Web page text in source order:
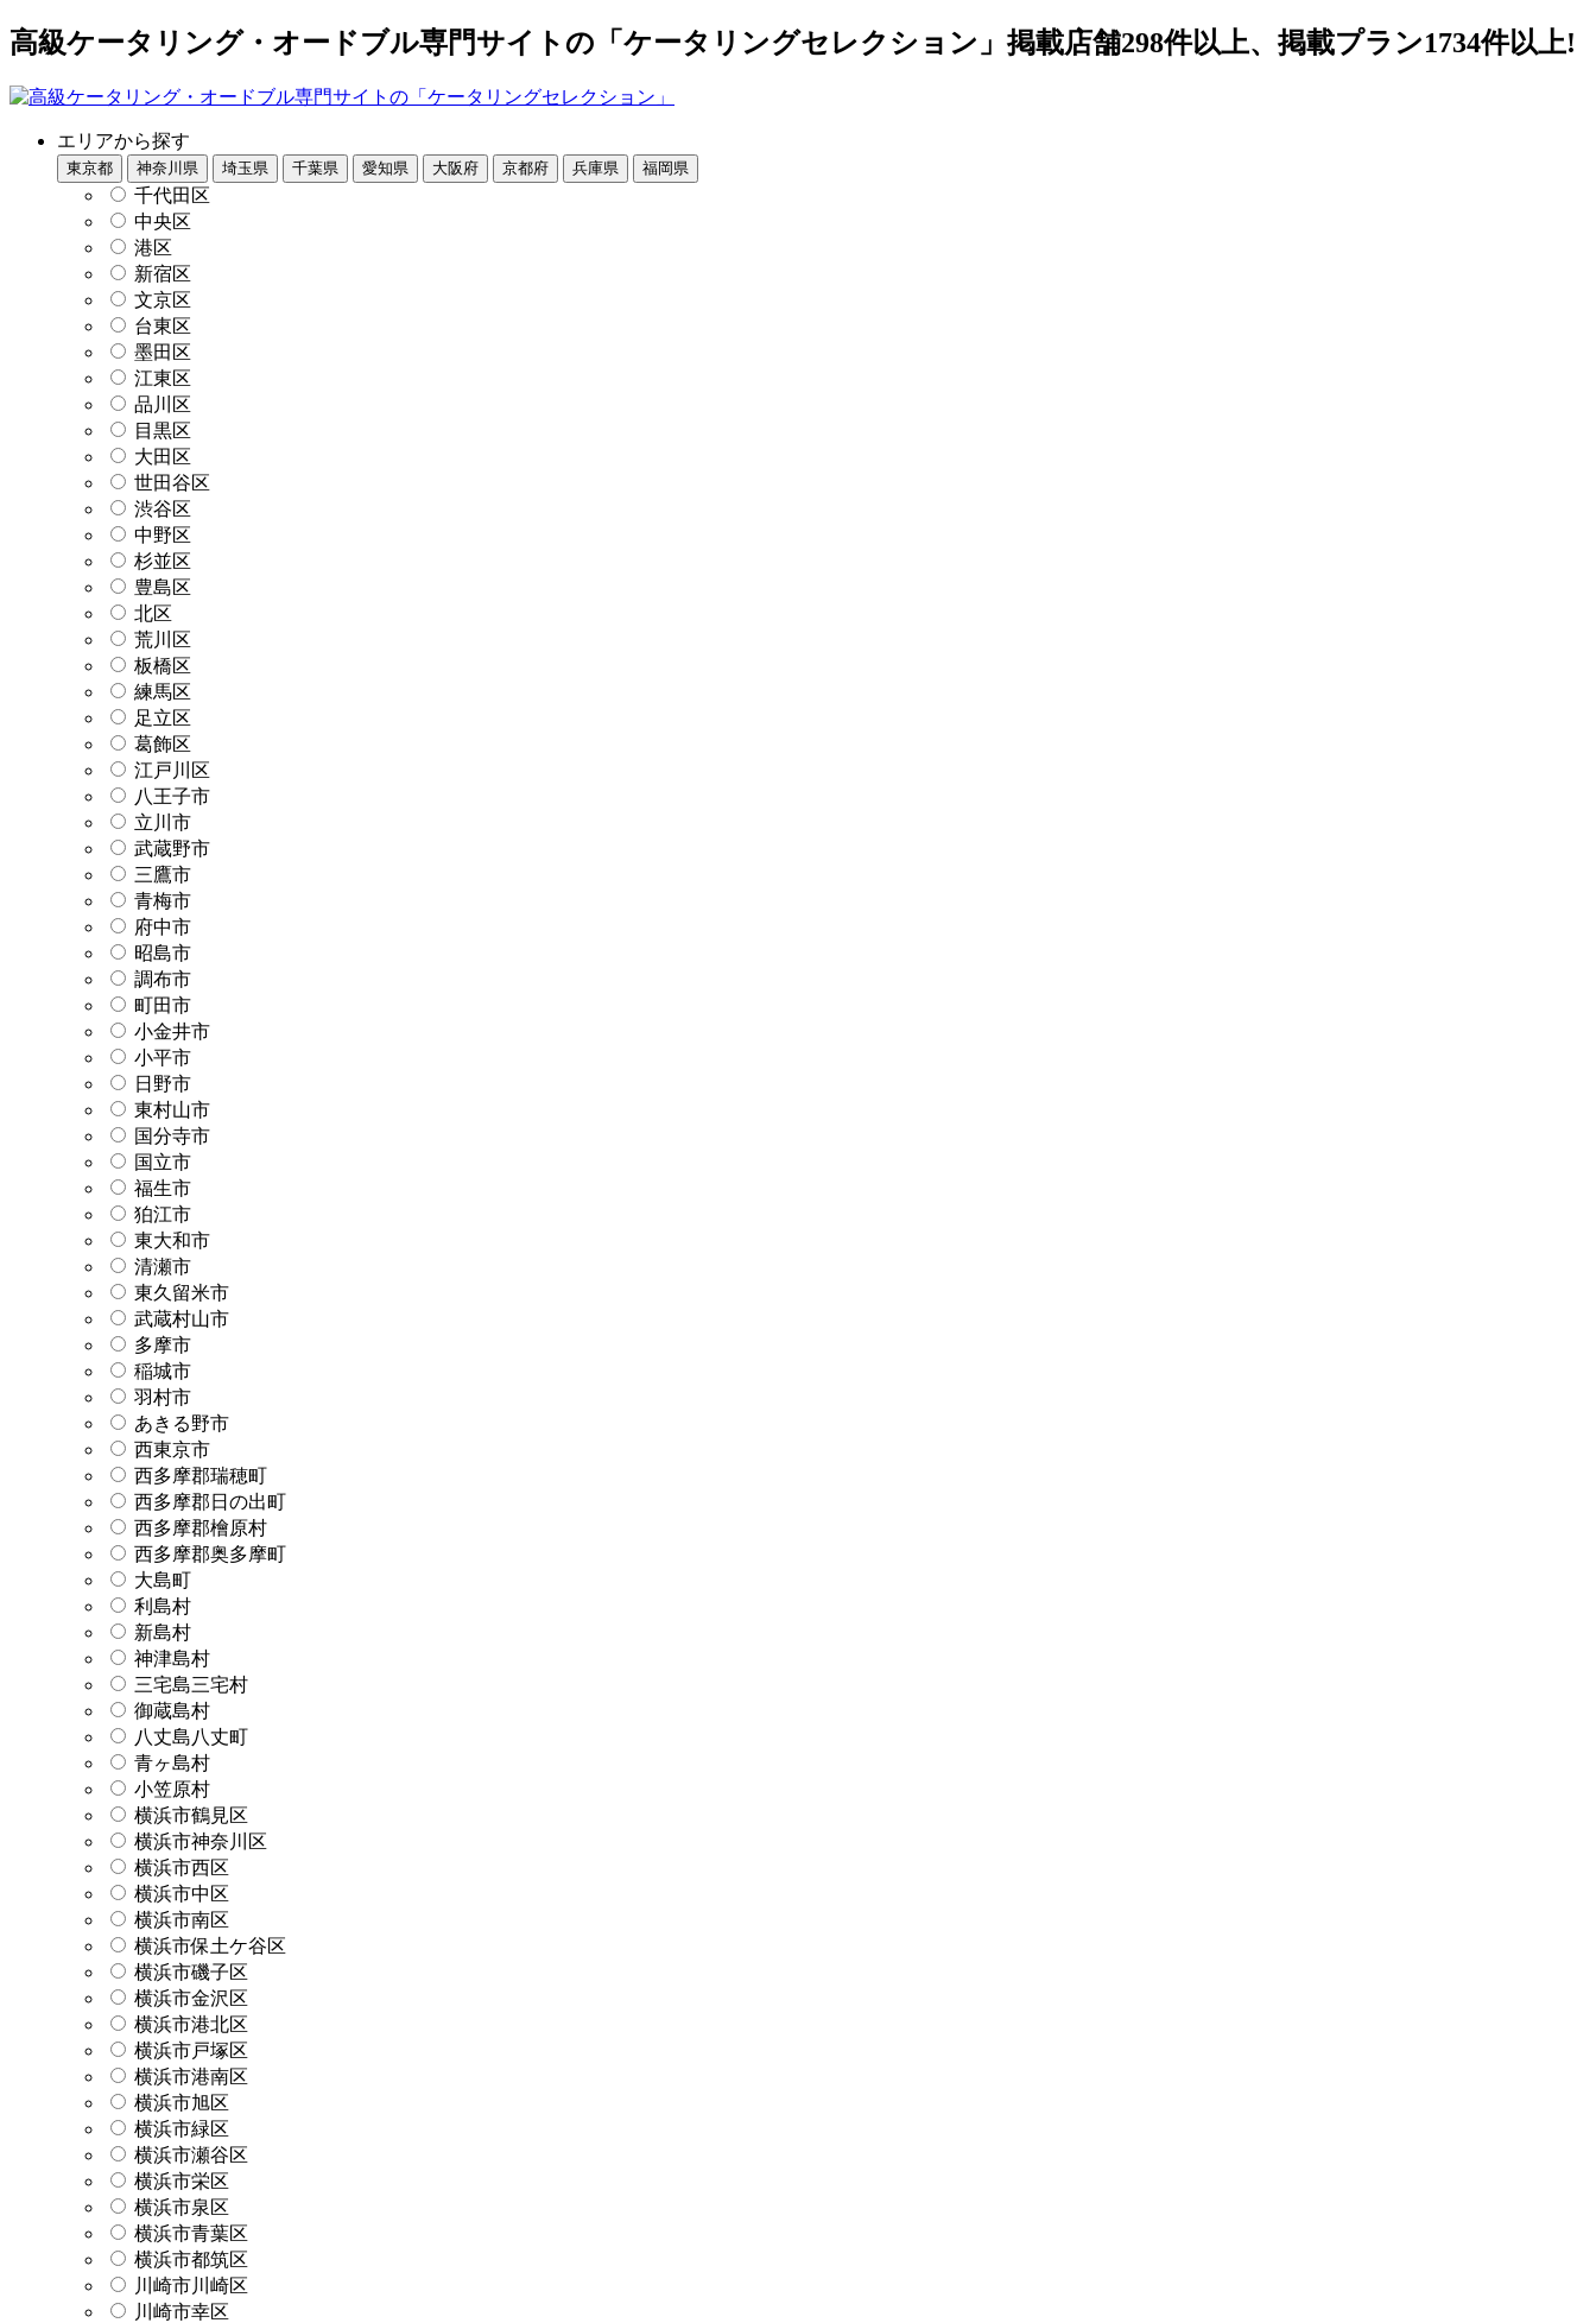
高級ケータリング・オードブル専門サイトの「ケータリングセレクション」掲載店舗298件以上、掲載プラン1734件以上!
エリアから探す
東京都 神奈川県 埼玉県 千葉県 愛知県 大阪府 京都府 兵庫県 福岡県
千代田区
中央区
港区
新宿区
文京区
台東区
墨田区
江東区
品川区
目黒区
大田区
世田谷区
渋谷区
中野区
杉並区
豊島区
北区
荒川区
板橋区
練馬区
足立区
葛飾区
江戸川区
八王子市
立川市
武蔵野市
三鷹市
青梅市
府中市
昭島市
調布市
町田市
小金井市
小平市
日野市
東村山市
国分寺市
国立市
福生市
狛江市
東大和市
清瀬市
東久留米市
武蔵村山市
多摩市
稲城市
羽村市
あきる野市
西東京市
西多摩郡瑞穂町
西多摩郡日の出町
西多摩郡檜原村
西多摩郡奥多摩町
大島町
利島村
新島村
神津島村
三宅島三宅村
御蔵島村
八丈島八丈町
青ヶ島村
小笠原村
横浜市鶴見区
横浜市神奈川区
横浜市西区
横浜市中区
横浜市南区
横浜市保土ケ谷区
横浜市磯子区
横浜市金沢区
横浜市港北区
横浜市戸塚区
横浜市港南区
横浜市旭区
横浜市緑区
横浜市瀬谷区
横浜市栄区
横浜市泉区
横浜市青葉区
横浜市都筑区
川崎市川崎区
川崎市幸区